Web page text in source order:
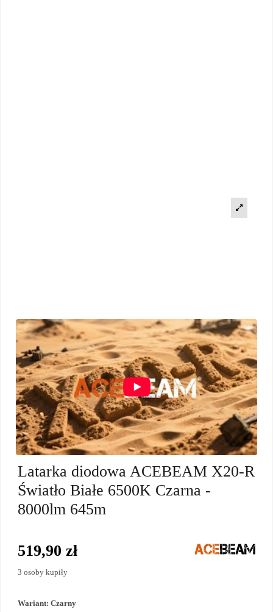
Latarka diodowa ACEBEAM X20-R
Światło Białe 6500K Czarna -
8000lm 645m
519,90 zł
3 osoby kupiły
Wariant: Czarny